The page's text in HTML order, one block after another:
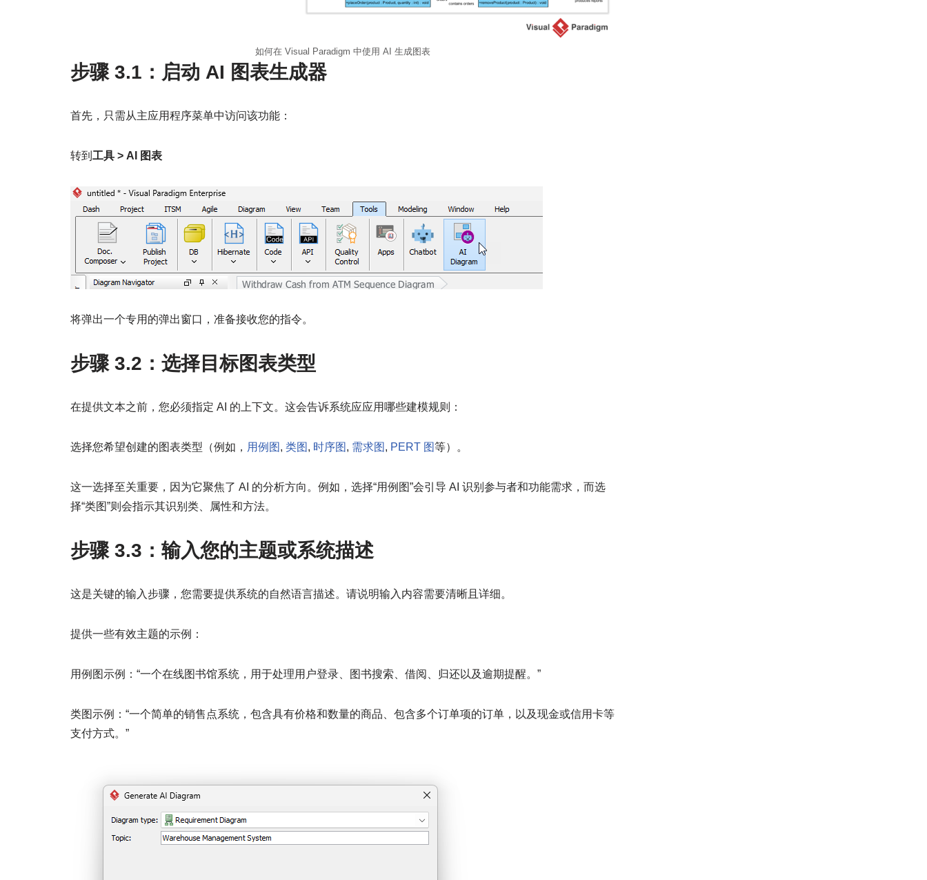
如何在 Visual Paradigm 中使用 AI 生成图表
步骤 3.1：启动 AI 图表生成器
首先，只需从主应用程序菜单中访问该功能：
转到 工具 > AI 图表
将弹出一个专用的弹出窗口，准备接收您的指令。
步骤 3.2：选择目标图表类型
在提供文本之前，您必须指定 AI 的上下文。这会告诉系统应应用哪些建模规则：
选择您希望创建的图表类型（例如， 用例图 , 类图 , 时序图 , 需求图 , PERT 图等）。
这一选择至关重要，因为它聚焦了 AI 的分析方向。例如，选择“用例图”会引导 AI 识别参与者和功能需求，而选
择“类图”则会指示其识别类、属性和方法。
步骤 3.3：输入您的主题或系统描述
这是关键的输入步骤，您需要提供系统的自然语言描述。请说明输入内容需要清晰且详细。
提供一些有效主题的示例：
用例图示例：“一个在线图书馆系统，用于处理用户登录、图书搜索、借阅、归还以及逾期提醒。”
类图示例：“一个简单的销售点系统，包含具有价格和数量的商品、包含多个订单项的订单，以及现金或信用卡等
支付方式。”